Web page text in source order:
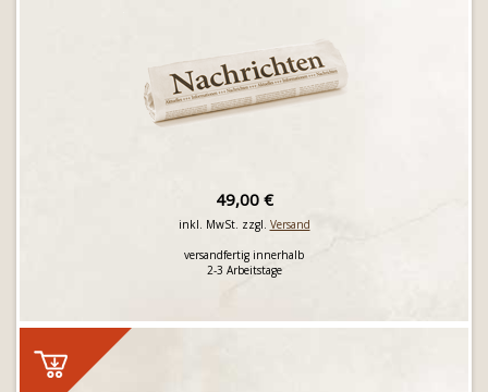
49,00 €
inkl. MwSt. zzgl. Versand
versandfertig innerhalb
2-3 Arbeitstage